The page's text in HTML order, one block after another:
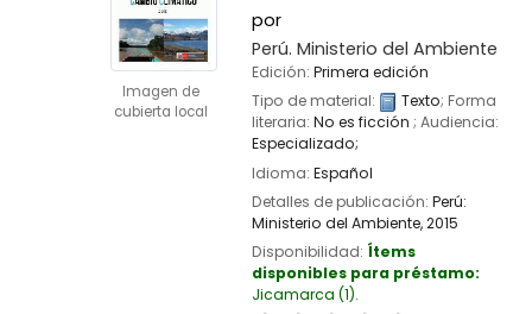
Imagen de
cubierta local
por
Perú. Ministerio del Ambiente
Edición: Primera edición
Tipo de material:
Texto; Forma
literaria: No es ficción ; Audiencia:
Especializado;
Idioma: Español
Detalles de publicación: Perú:
Ministerio del Ambiente,2015
Disponibilidad: Ítems
disponibles para préstamo:
Jicamarca (1).